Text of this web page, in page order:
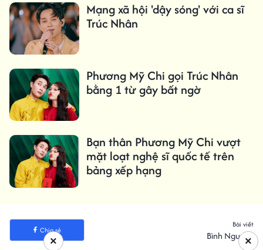
Mạng xã hội 'dậy sóng' với ca sĩ
Trúc Nhân
Phương Mỹ Chi gọi Trúc Nhân
bằng 1 từ gây bất ngờ
Bạn thân Phương Mỹ Chi vượt
mặt loạt nghệ sĩ quốc tế trên
bảng xếp hạng
Chia sẻ
Bài viết
Bình Nguyên
×
×